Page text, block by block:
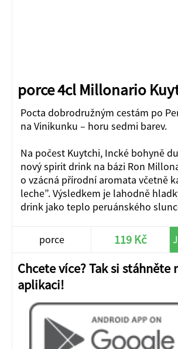
porce 4cl Millonario
Pocta dobrodružným cestám po
na Vinikunku – horu sedmi barev.
Na počest Kuytchi, Incké bohyně
nový spirit drink na bázi Ron
o vzácná přírodní aromata včetně
leche”. Výsledkem je lahodně
drink jako teplo peruánského
porce 119 Kč
Chcete více? Tak si stáhněte
aplikaci!